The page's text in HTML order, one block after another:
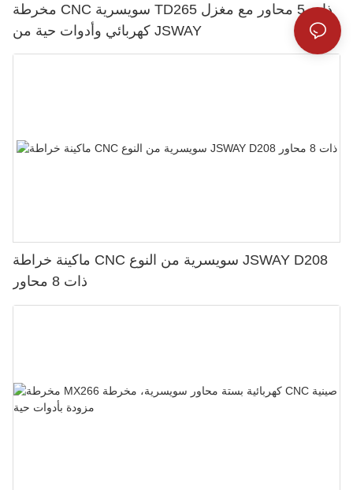
مخرطة CNC سويسرية TD265 ذات 5 محاور مع مغزل
كهربائي وأدوات حية من JSWAY
ماكينة خراطة CNC سويسرية من النوع JSWAY D208
ذات 8 محاور